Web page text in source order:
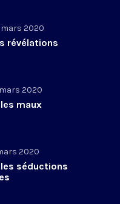
2020
révélations
2020
maux
2020
séductions